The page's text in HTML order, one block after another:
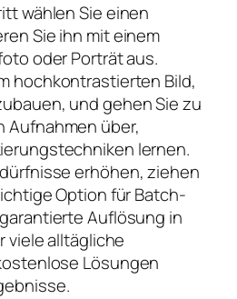
wählen Sie einen
Sie ihn mit einem
oder Porträt aus.
hochkontrastierten Bild,
und gehen Sie zu
Aufnahmen über,
lernen.
erhöhen, ziehen
Option für Batch-
Auflösung in
viele alltägliche
Lösungen